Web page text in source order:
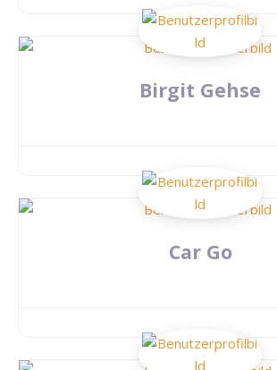
Birgit Gehse
Car Go